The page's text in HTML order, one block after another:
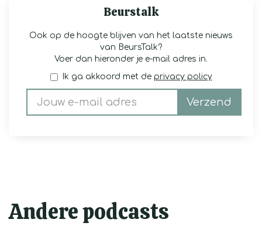
Beurstalk
Ook op de hoogte blijven van het laatste nieuws
van BeursTalk?
Voer dan hieronder je e-mail adres in.
Ik ga akkoord met de privacy policy
Verzend
Andere podcasts